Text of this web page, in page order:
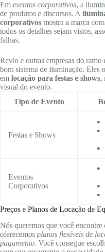
Em eventos corporativos, a
de produtos e discursos. A
corporativos mostra a marca
todos os detalhes sejam vistos,
falhas.
Revlo e outras empresas do
bom sistema de iluminação. Eles
em locação para festas e shows,
visual do evento.
Tipo de Evento
Festas e Shows
Eventos
Corporativos
Preços e Planos de Locação de
Nós queremos que você encontre
oferecemos planos flexíveis de
pagamento. Você consegue